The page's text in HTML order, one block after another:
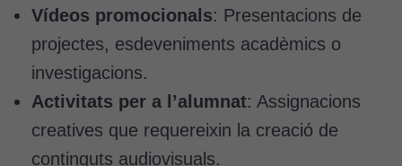
Vídeos promocionals: Presentacions de
projectes, esdeveniments acadèmics o
investigacions.
Activitats per a l’alumnat: Assignacions
creatives que requereixin la creació de
continguts audiovisuals.